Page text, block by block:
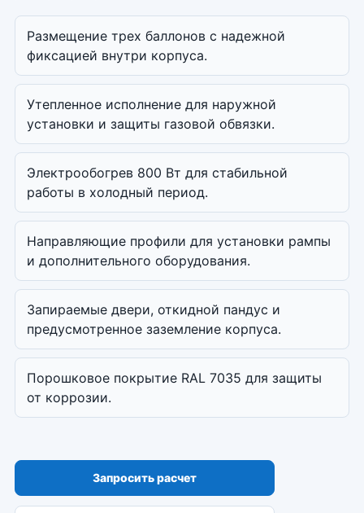
Размещение трех баллонов с надежной
фиксацией внутри корпуса.
Утепленное исполнение для наружной
установки и защиты газовой обвязки.
Электрообогрев 800 Вт для стабильной
работы в холодный период.
Направляющие профили для установки рампы
и дополнительного оборудования.
Запираемые двери, откидной пандус и
предусмотренное заземление корпуса.
Порошковое покрытие RAL 7035 для защиты
от коррозии.
Запросить расчет